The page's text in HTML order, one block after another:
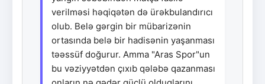
verilməsi həqiqətən də ürəkbulandırıcı
olub. Belə gərgin bir mübarizənin
ortasında belə bir hadisənin yaşanması
təəssüf doğurur. Amma "Aras Spor"un
bu vəziyyətdən çıxıb qələbə qazanması